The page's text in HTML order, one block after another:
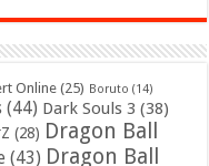
Online (25) Boruto (14)
(44) Dark Souls 3 (38)
(28) Dragon Ball
(43) Dragon Ball